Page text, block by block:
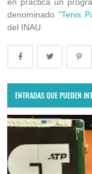
denominado "Tenis
del INAU.
ENTRADAS QUE PUEDEN